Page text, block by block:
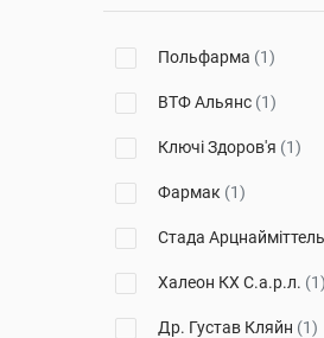
Польфарма (1)
ВТФ Альянс (1)
Ключі Здоров'я (1)
Фармак (1)
Стада Арцнайміттель
Халеон КХ С.а.р.л. (1)
Др. Густав Кляйн (1)